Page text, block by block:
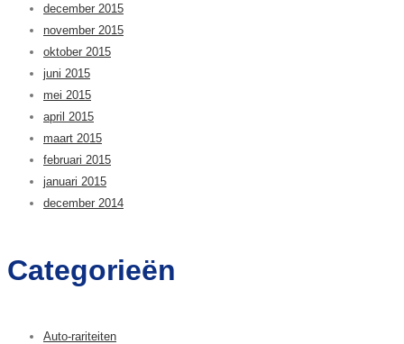
december 2015
november 2015
oktober 2015
juni 2015
mei 2015
april 2015
maart 2015
februari 2015
januari 2015
december 2014
Categorieën
Auto-rariteiten